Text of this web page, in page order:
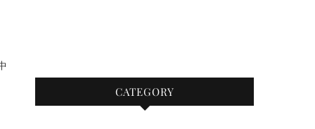
CATEGORY